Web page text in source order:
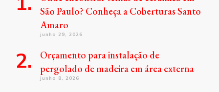
São Paulo? Conheça a Coberturas Santo
Amaro
junho 29, 2026
Orçamento para instalação de
pergolado de madeira em área externa
junho 8, 2026